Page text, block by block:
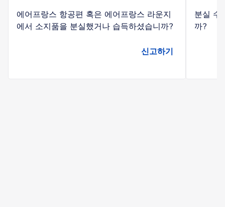
에어프랑스 항공편 혹은 에어프랑스 라운지
에서 소지품을 분실했거나 습득하셨습니까?
신고하기
분실 수
까?